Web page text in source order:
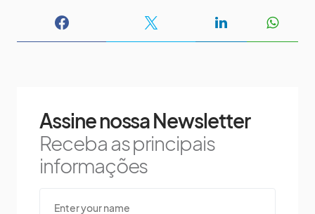
Assine nossa Newsletter
Receba as principais
informações